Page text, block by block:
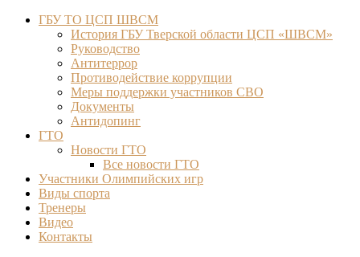
ГБУ ТО ЦСП ШВСМ
История ГБУ Тверской области ЦСП «ШВСМ»
Руководство
Антитеррор
Противодействие коррупции
Меры поддержки участников СВО
Документы
Антидопинг
ГТО
Новости ГТО
Все новости ГТО
Участники Олимпийских игр
Виды спорта
Тренеры
Видео
Контакты